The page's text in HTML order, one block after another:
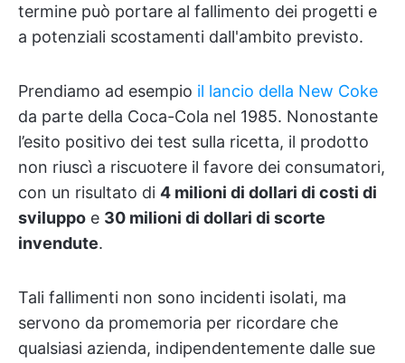
termine può portare al fallimento dei progetti e
a potenziali scostamenti dall'ambito previsto.
Prendiamo ad esempio il lancio della New Coke
da parte della Coca-Cola nel 1985. Nonostante
l’esito positivo dei test sulla ricetta, il prodotto
non riuscì a riscuotere il favore dei consumatori,
con un risultato di 4 milioni di dollari di costi di
sviluppo e 30 milioni di dollari di scorte
invendute.
Tali fallimenti non sono incidenti isolati, ma
servono da promemoria per ricordare che
qualsiasi azienda, indipendentemente dalle sue